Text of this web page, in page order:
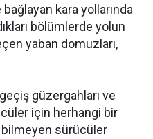
kara yollarında
bölümlerde yolun
yaban domuzları,
güzergahları ve
için herhangi bir
sürücüler